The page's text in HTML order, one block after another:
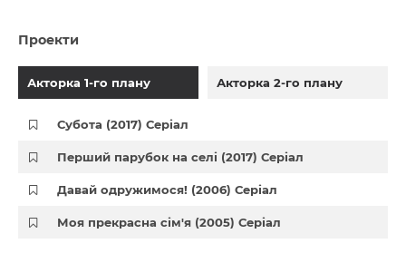
Проекти
Акторка 1-го плану Акторка 2-го плану
Субота (2017) Серіал
Перший парубок на селі (2017) Серіал
Давай одружимося! (2006) Серіал
Моя прекрасна сім'я (2005) Серіал